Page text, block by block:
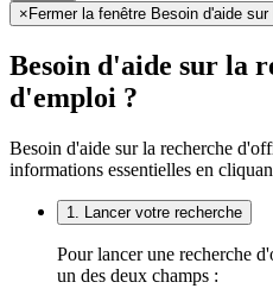
× Fermer la fenêtre Besoin d'aide
Besoin d'aide sur la
d'emploi ?
Besoin d'aide sur la recherche
informations essentielles en
1. Lancer votre recherche
Pour lancer une recherche
un des deux champs :